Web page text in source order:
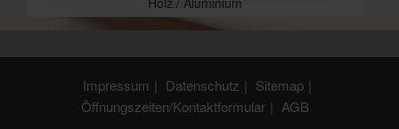
Impressum Datenschutz
Sitemap
Öffnungszeiten/Kontaktformular
AGB